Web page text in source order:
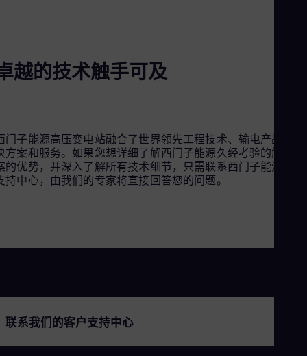
越的技术触手可及
门子能源高压变电站融合了世界领先工程技术、输电产品、解
方案和服务。如果您想详细了解西门子能源久经考验的解决方
的优势，并深入了解所有技术细节，只需联系西门子能源客户
持中心，由我们的专家将直接回答您的问题。
联系我们的客户支持中心